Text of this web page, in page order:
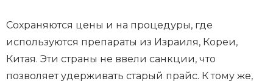
Сохраняются цены и на процедуры, где
используются препараты из Израиля, Кореи,
Китая. Эти страны не ввели санкции, что
позволяет удерживать старый прайс. К тому же,